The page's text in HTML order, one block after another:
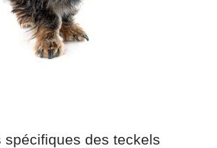
spécifiques des teckels